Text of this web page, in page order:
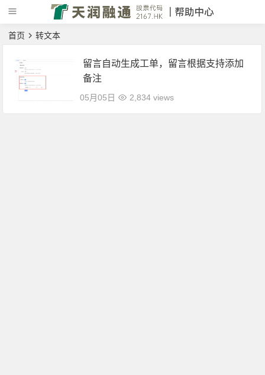
首页 转文本
留言自动生成工单，留言根据支持添加
备注
05月05日 2,834 views